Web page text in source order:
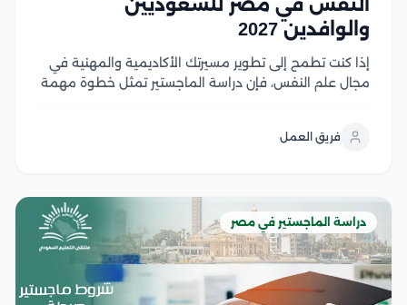
النفس في مصر للسعوديين
والوافدين 2027
إذا كنت تطمح إلى تطوير مسيرتك الأكاديمية والمهنية في
مجال علم النفس، فإن دراسة الماجستير تمثل خطوة مهمة
استعدادك الكامل، وفي هذا المقال نستعرض...
فريق العمل
دراسة الماجستير في مصر